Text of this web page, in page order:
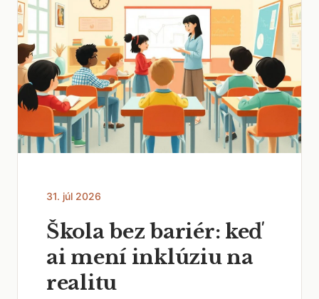
31. júl 2026
Škola bez bariér: keď
ai mení inklúziu na
realitu